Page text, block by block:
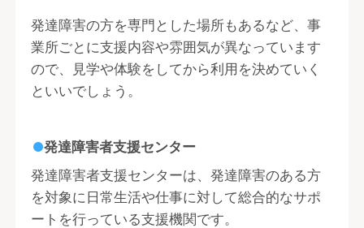
発達障害の方を専門とした場所もあるなど、事
業所ごとに支援内容や雰囲気が異なっています
ので、見学や体験をしてから利用を決めていく
といいでしょう。
発達障害者支援センター
発達障害者支援センターは、発達障害のある方
を対象に日常生活や仕事に対して総合的なサポ
ートを行っている支援機関です。